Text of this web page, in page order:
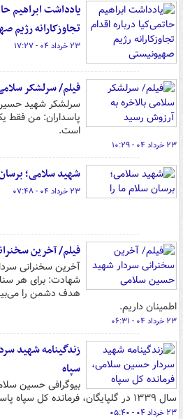
یادداشت ابراهیم
تجاوزکارانه رژیم
۲۳ خرداد ۰۴ - ۱۷:۲۷
فیلم/ سرلشکر
سرلشکر شهید
پاسداران: من فقط
است.
۲۳ خرداد ۰۴ - ۱۰:۲۹
شهید سلامی؛ برسان
۲۳ خرداد ۰۴ - ۰۷:۴۸
فیلم/ آخرین
آخرین سخنرانی
شهادت: برای هر
هدف دشمن را
اطمینان داریم.
۲۳ خرداد ۰۴ - ۰۶:۳۱
زندگینامه شهید
سپاه
بیوگرافی حسین
سال ۱۳۳۹ در گلپایگان، فرمانده کل سپاه پاسداران انقلاب اسلامی است.
۲۳ خرداد ۰۴ - ۰۵:۴۰